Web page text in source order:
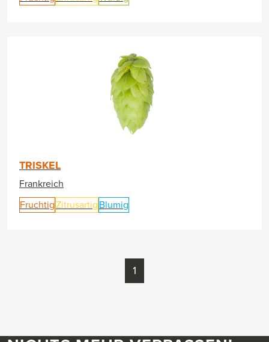
TRISKEL
Frankreich
FruchtigZitrusartig Blumig
1